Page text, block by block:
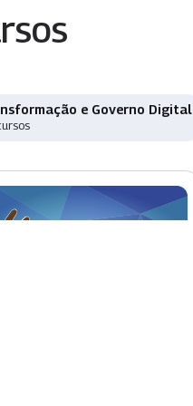
e Governo Digital